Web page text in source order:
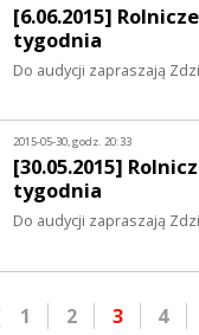
[6.06.2015]
tygodnia
Do audycji zapraszają
2015-05-30, godz. 20:33
[30.05.2015]
tygodnia
Do audycji zapraszają
1 2 3 4